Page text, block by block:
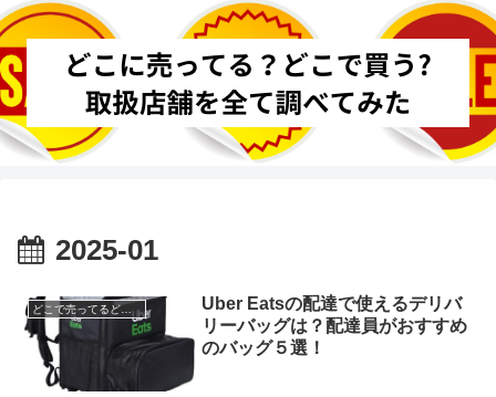
2025-01
どこで売ってるどこで買う
Uber Eatsの配達で使えるデリバ
リーバッグは？配達員がおすすめ
のバッグ５選！